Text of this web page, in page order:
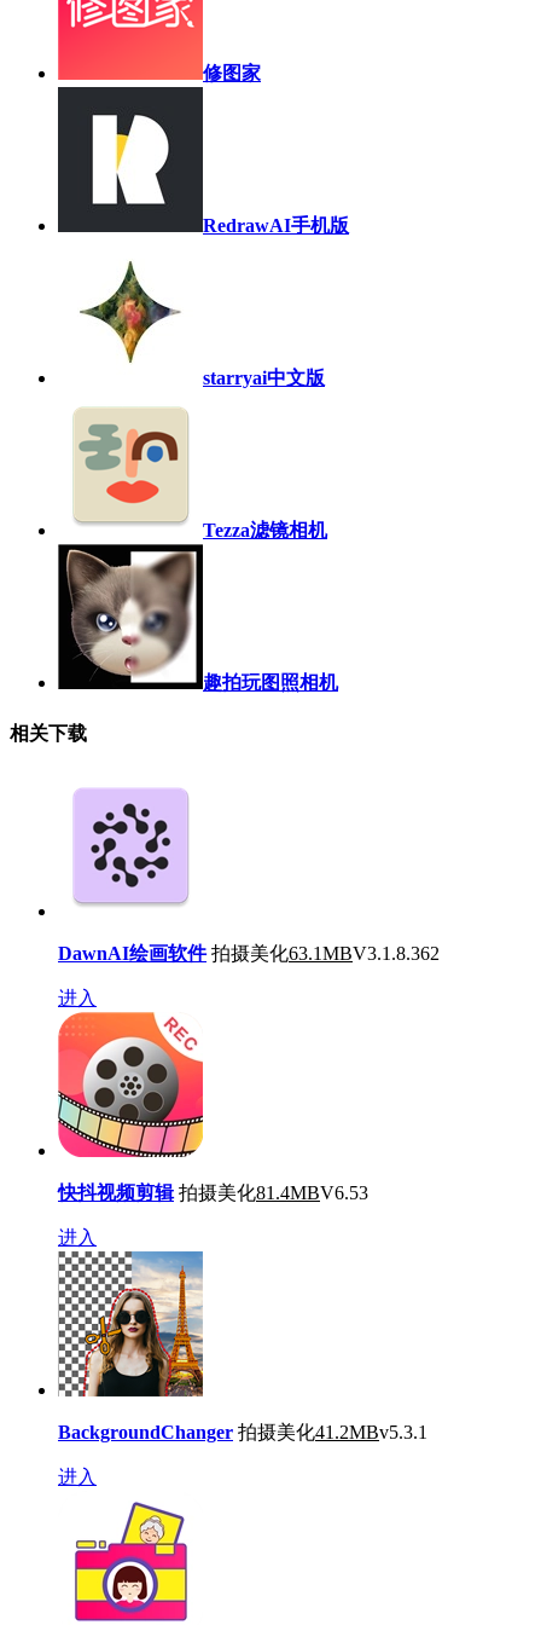
修图家
RedrawAI手机版
starryai中文版
Tezza滤镜相机
趣拍玩图照相机
相关下载
DawnAI绘画软件 拍摄美化63.1MBV3.1.8.362
进入
快抖视频剪辑 拍摄美化81.4MBV6.53
进入
BackgroundChanger 拍摄美化41.2MBv5.3.1
进入